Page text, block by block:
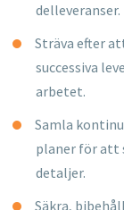
delleveranser.
Sträva efter
successiva
arbetet.
Samla
planer för att
detaljer.
Säkra,